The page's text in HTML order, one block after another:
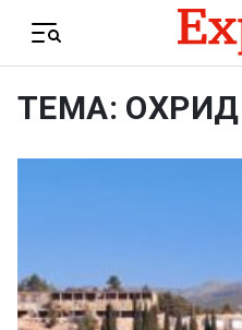
Menu
ТЕМА: ОХРИД